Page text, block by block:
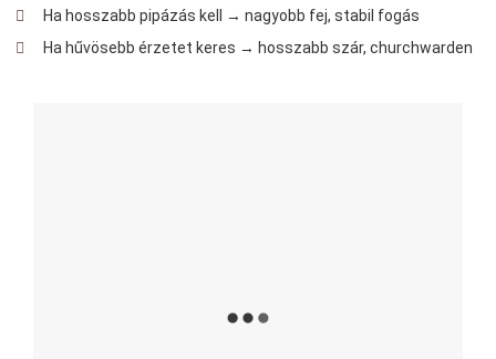
Ha hosszabb pipázás kell → nagyobb fej, stabil fogás
Ha hűvösebb érzetet keres → hosszabb szár, churchwarden